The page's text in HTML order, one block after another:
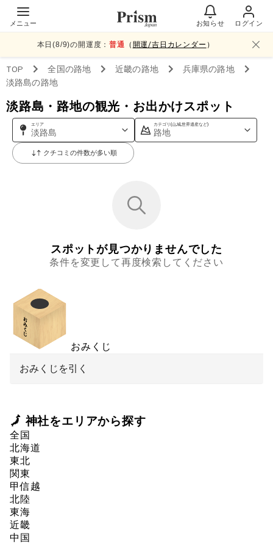
メニュー お知らせ ログイン
本日(8/9)の開運度：普通 （ 開運/吉日カレンダー ）
TOP 全国の路地 近畿の路地 兵庫県の路地
淡路島の路地
淡路島・路地の観光・お出かけスポット
エリア
淡路島
カテゴリ(山,城,世界遺産など)
路地
クチコミの件数が多い順
スポットが見つかりませんでした
条件を変更して再度検索してください
おみくじ
おみくじを引く
🗾 神社をエリアから探す
全国
北海道
東北
関東
甲信越
北陸
東海
近畿
中国